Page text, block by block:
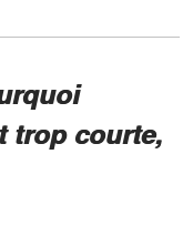
trop courte,